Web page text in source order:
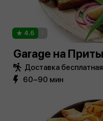
4.6
Garage на
Доставка бесплатная
60−90 мин